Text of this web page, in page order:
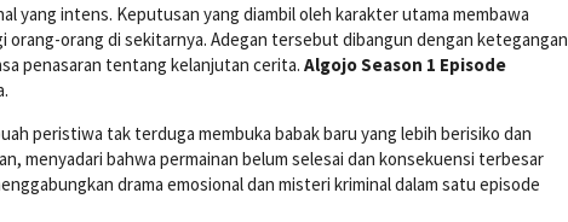
yang intens. Keputusan yang diambil oleh karakter utama membawa
orang-orang di sekitarnya. Adegan tersebut dibangun dengan ketegangan
penasaran tentang kelanjutan cerita. Algojo Season 1 Episode
peristiwa tak terduga membuka babak baru yang lebih berisiko dan
menyadari bahwa permainan belum selesai dan konsekuensi terbesar
drama emosional dan misteri kriminal dalam satu episode